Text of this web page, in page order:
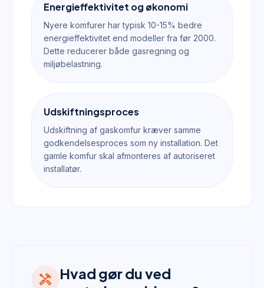
Energieffektivitet og økonomi
Nyere komfurer har typisk 10-15% bedre
energieffektivitet end modeller fra før 2000.
Dette reducerer både gasregning og
miljøbelastning.
Udskiftningsproces
Udskiftning af gaskomfur kræver samme
godkendelsesproces som ny installation. Det
gamle komfur skal afmonteres af autoriseret
installatør.
handyman Hvad gør du ved